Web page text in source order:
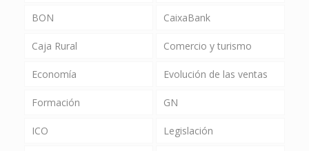
BON CaixaBank
Caja Rural Comercio y turismo
Economía Evolución de las ventas
Formación GN
ICO Legislación